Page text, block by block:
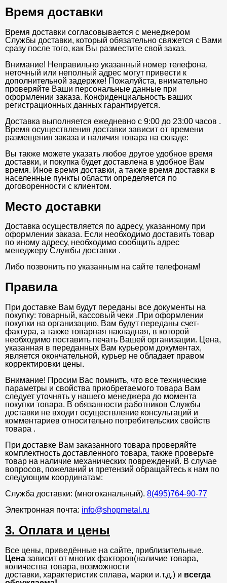
Время доставки
Время доставки согласовывается с менеджером
Службы доставки, который обязательно свяжется с Вами
сразу после того, как Вы разместите свой заказ.
Внимание! Неправильно указанный номер телефона,
неточный или неполный адрес могут привести к
дополнительной задержке! Пожалуйста, внимательно
проверяйте Ваши персональные данные при
оформлении заказа. Конфиденциальность ваших
регистрационных данных гарантируется.
Доставка выполняется ежедневно с 9:00 до 23:00 часов .
Время осуществления доставки зависит от времени
размещения заказа и наличия товара на складе:
Вы также можете указать любое другое удобное время
доставки, и покупка будет доставлена в удобное Вам
время. Иное время доставки, а также время доставки в
населенные пункты области определяется по
договоренности с клиентом.
Место доставки
Доставка осуществляется по адресу, указанному при
оформлении заказа. Если необходимо доставить товар
по иному адресу, необходимо сообщить адрес
менеджеру Службы доставки .
Либо позвонить по указанным на сайте телефонам!
Правила
При доставке Вам будут переданы все документы на
покупку: товарный, кассовый чеки .При оформлении
покупки на организацию, Вам будут переданы счет-
фактура, а также товарная накладная, в которой
необходимо поставить печать Вашей организации. Цена,
указанная в переданных Вам курьером документах,
является окончательной, курьер не обладает правом
корректировки цены.
Внимание! Просим Вас помнить, что все технические
параметры и свойства приобретаемого товара Вам
следует уточнять у нашего менеджера до момента
покупки товара. В обязанности работников Службы
доставки не входит осуществление консультаций и
комментариев относительно потребительских свойств
товара .
При доставке Вам заказанного товара проверяйте
комплектность доставленного товара, также проверьте
товар на наличие механических повреждений. В случае
вопросов, пожеланий и претензий обращайтесь к нам по
следующим координатам:
Служба доставки: (многоканальный). 8(495)764-90-77
Электронная почта: info@shopmetal.ru
3. Оплата и цены
Все цены, приведённые на сайте, приблизительные.
Цена зависит от многих факторов(наличие товара,
количества товара, возможности
доставки, характеристик сплава, марки и.т.д.) и всегда